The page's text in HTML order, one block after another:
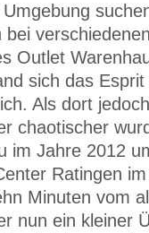
Outlet
sich das
Als dort
chaotischer
im Jahre 2012
Ratingen
Minuten vom
nun ein kleiner